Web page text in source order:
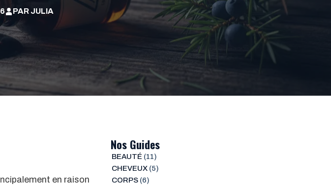
PAR JULIA
en raison
Nos Guides
BEAUTÉ (11)
CHEVEUX(5)
CORPS(6)